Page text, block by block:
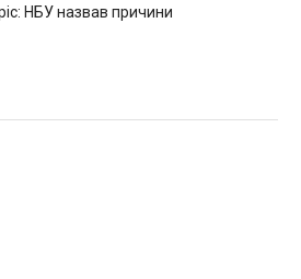
НБУ назвав причини